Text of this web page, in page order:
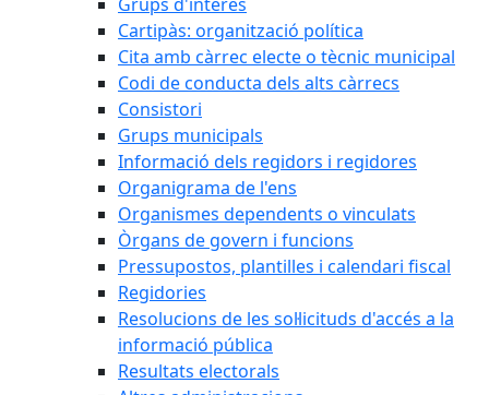
Cartipàs: organització política
Cita amb càrrec electe o tècnic municipal
Codi de conducta dels alts càrrecs
Consistori
Grups municipals
Informació dels regidors i regidores
Organigrama de l'ens
Organismes dependents o vinculats
Òrgans de govern i funcions
Pressupostos, plantilles i calendari fiscal
Regidories
Resolucions de les sol·licituds d'accés a la
informació pública
Resultats electorals